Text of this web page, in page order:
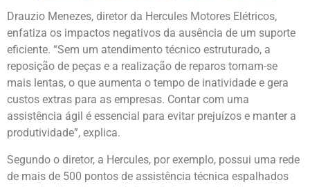
Drauzio Menezes, diretor da Hercules Motores Elétricos,
enfatiza os impactos negativos da ausência de um suporte
eficiente. “Sem um atendimento técnico estruturado, a
reposição de peças e a realização de reparos tornam-se
mais lentas, o que aumenta o tempo de inatividade e gera
custos extras para as empresas. Contar com uma
assistência ágil é essencial para evitar prejuízos e manter a
produtividade”, explica.
Segundo o diretor, a Hercules, por exemplo, possui uma rede
de mais de 500 pontos de assistência técnica espalhados